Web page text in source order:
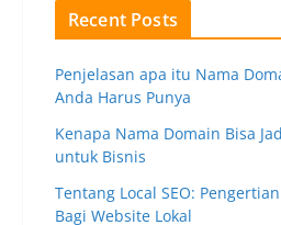
Recent Posts
Penjelasan apa itu Nama
Anda Harus Punya
Kenapa Nama Domain Bisa
untuk Bisnis
Tentang Local SEO:
Bagi Website Lokal